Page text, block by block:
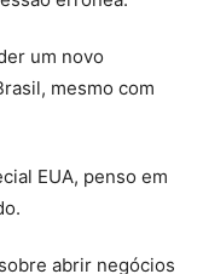
um novo
mesmo com
EUA, penso em
abrir negócios